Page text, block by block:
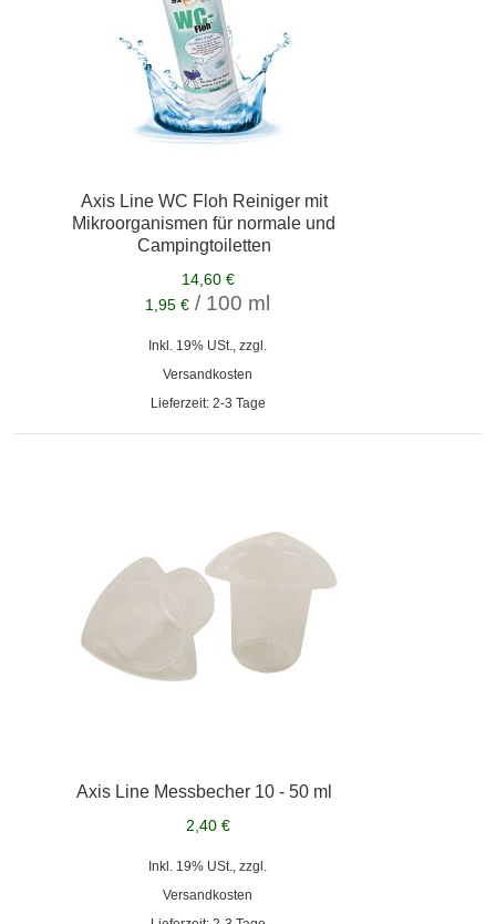
Axis Line WC Floh Reiniger mit
Mikroorganismen für normale und
Campingtoiletten
14,60 €
1,95 € / 100 ml
Inkl. 19% USt., zzgl.
Versandkosten
Lieferzeit: 2-3 Tage
Axis Line Messbecher 10 - 50 ml
2,40 €
Inkl. 19% USt., zzgl.
Versandkosten